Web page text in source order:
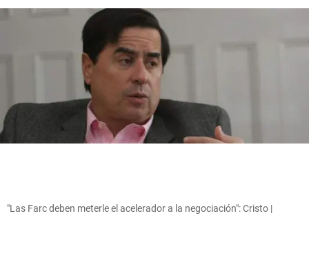
"Las Farc deben meterle el acelerador a la negociación": Cristo |